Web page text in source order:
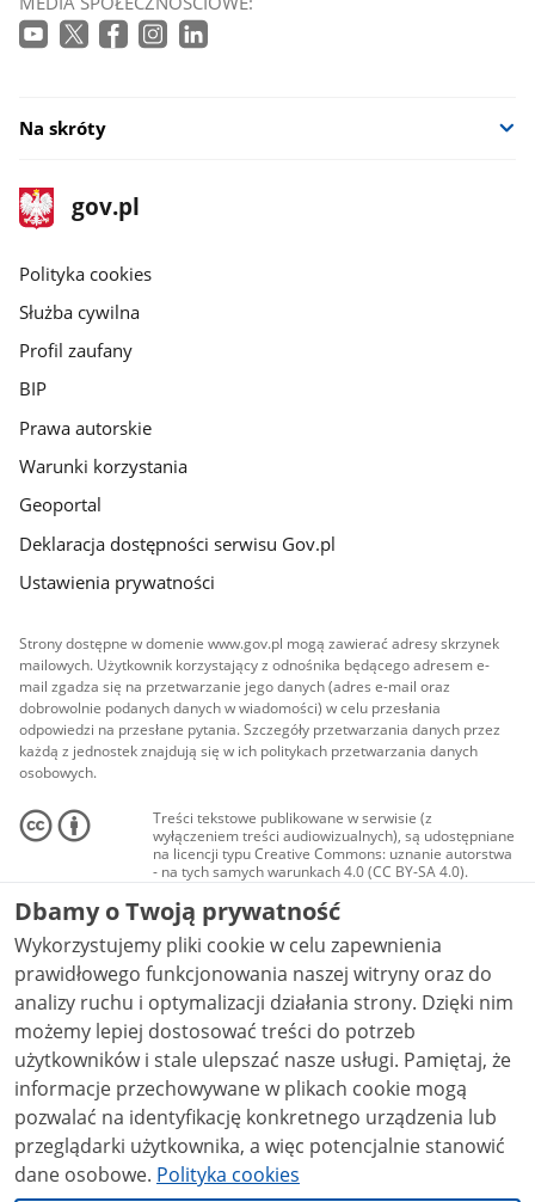
Na skróty
stopka
gov.pl
Strona
gov.pl
gov.pl
Polityka cookies
Służba cywilna
Profil zaufany
BIP
Prawa autorskie
Warunki korzystania
Geoportal
Deklaracja dostępności serwisu Gov.pl
Ustawienia prywatności
Strony dostępne w domenie www.gov.pl mogą zawierać adresy skrzynek
mailowych. Użytkownik korzystający z odnośnika będącego adresem e-
mail zgadza się na przetwarzanie jego danych (adres e-mail oraz
dobrowolnie podanych danych w wiadomości) w celu przesłania
odpowiedzi na przesłane pytania. Szczegóły przetwarzania danych przez
każdą z jednostek znajdują się w ich politykach przetwarzania danych
osobowych.
Treści tekstowe publikowane w serwisie (z
wyłączeniem treści audiowizualnych), są udostępniane
na licencji typu Creative Commons: uznanie autorstwa
- na tych samych warunkach 4.0 (CC BY-SA 4.0).
Materiały audiowizualne, w tym zdjęcia, materiały
audio i wideo, są udostępniane na licencji typu
Creative Commons: uznanie autorstwa użycie
niekomercyjne - bez utworów zależnych 4.0 (CC BY-
NC-ND 4.0), o ile nie jest to stwierdzone inaczej.
Dbamy o Twoją prywatność
Wykorzystujemy pliki cookie w celu zapewnienia
prawidłowego funkcjonowania naszej witryny oraz do
analizy ruchu i optymalizacji działania strony. Dzięki nim
możemy lepiej dostosować treści do potrzeb
użytkowników i stale ulepszać nasze usługi. Pamiętaj, że
informacje przechowywane w plikach cookie mogą
pozwalać na identyfikację konkretnego urządzenia lub
przeglądarki użytkownika, a więc potencjalnie stanowić
dane osobowe. Polityka cookies